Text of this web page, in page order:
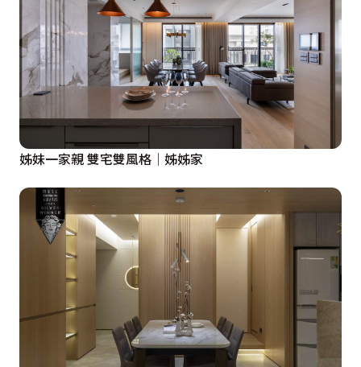
姊妹一家親 雙宅雙風格│姊姊家